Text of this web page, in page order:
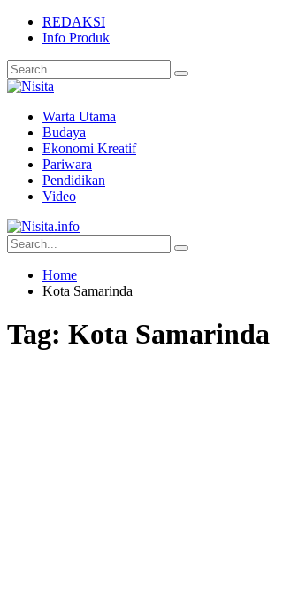
REDAKSI
Info Produk
Warta Utama
Budaya
Ekonomi Kreatif
Pariwara
Pendidikan
Video
Home
Kota Samarinda
Tag: Kota Samarinda